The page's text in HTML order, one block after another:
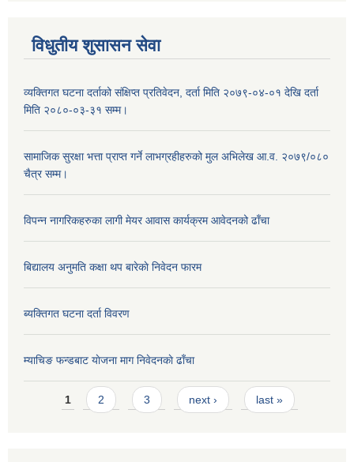
विधुतीय शुसासन सेवा
व्यक्तिगत घटना दर्ताको संक्षिप्त प्रतिवेदन, दर्ता मिति २०७९-०४-०१ देखि दर्ता
मिति २०८०-०३-३१ सम्म।
सामाजिक सुरक्षा भत्ता प्राप्त गर्ने लाभग्रहीहरुको मुल अभिलेख आ.व. २०७९/०८०
चैत्र सम्म।
विपन्न नागरिकहरुका लागी मेयर आवास कार्यक्रम आवेदनको ढाँचा
बिद्यालय अनुमति कक्षा थप बारेकाे निवेदन फारम
ब्यक्तिगत घटना दर्ता विवरण
म्याचिङ फन्डबाट याेजना माग निवेदनकाे ढाँचा
Pages
1 2 3 next › last »